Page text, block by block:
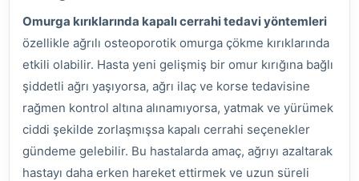
Omurga kırıklarında kapalı cerrahi tedavi yöntemleri
özellikle ağrılı osteoporotik omurga çökme kırıklarında
etkili olabilir. Hasta yeni gelişmiş bir omur kırığına bağlı
şiddetli ağrı yaşıyorsa, ağrı ilaç ve korse tedavisine
rağmen kontrol altına alınamıyorsa, yatmak ve yürümek
ciddi şekilde zorlaşmışsa kapalı cerrahi seçenekler
gündeme gelebilir. Bu hastalarda amaç, ağrıyı azaltarak
hastayı daha erken hareket ettirmek ve uzun süreli